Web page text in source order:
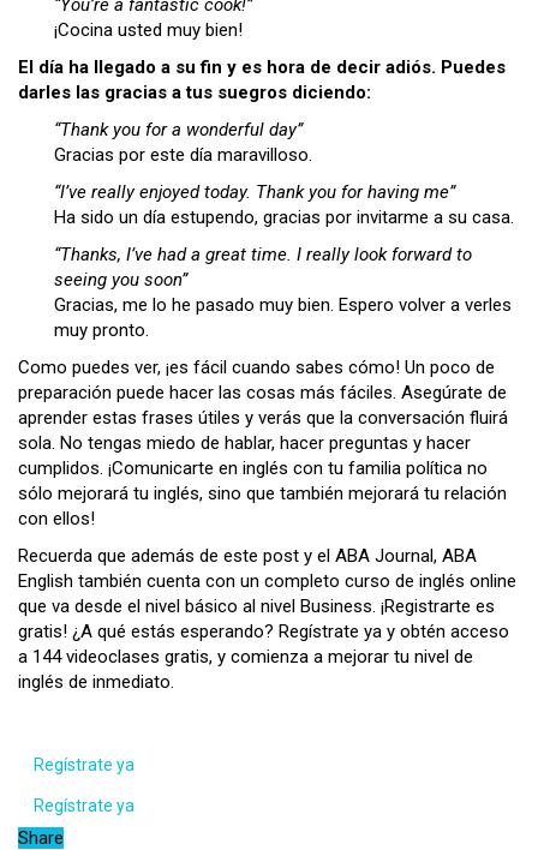
“You’re a fantastic cook!”
¡Cocina usted muy bien!
El día ha llegado a su fin y es hora de decir adiós. Puedes
darles las gracias a tus suegros diciendo:
“Thank you for a wonderful day”
Gracias por este día maravilloso.
“I’ve really enjoyed today. Thank you for having me”
Ha sido un día estupendo, gracias por invitarme a su casa.
“Thanks, I’ve had a great time. I really look forward to
seeing you soon”
Gracias, me lo he pasado muy bien. Espero volver a verles
muy pronto.
Como puedes ver, ¡es fácil cuando sabes cómo! Un poco de
preparación puede hacer las cosas más fáciles. Asegúrate de
aprender estas frases útiles y verás que la conversación fluirá
sola. No tengas miedo de hablar, hacer preguntas y hacer
cumplidos. ¡Comunicarte en inglés con tu familia política no
sólo mejorará tu inglés, sino que también mejorará tu relación
con ellos!
Recuerda que además de este post y el ABA Journal, ABA
English también cuenta con un completo curso de inglés online
que va desde el nivel básico al nivel Business. ¡Registrarte es
gratis! ¿A qué estás esperando? Regístrate ya y obtén acceso
a 144 videoclases gratis, y comienza a mejorar tu nivel de
inglés de inmediato.
Regístrate ya
Regístrate ya
Share